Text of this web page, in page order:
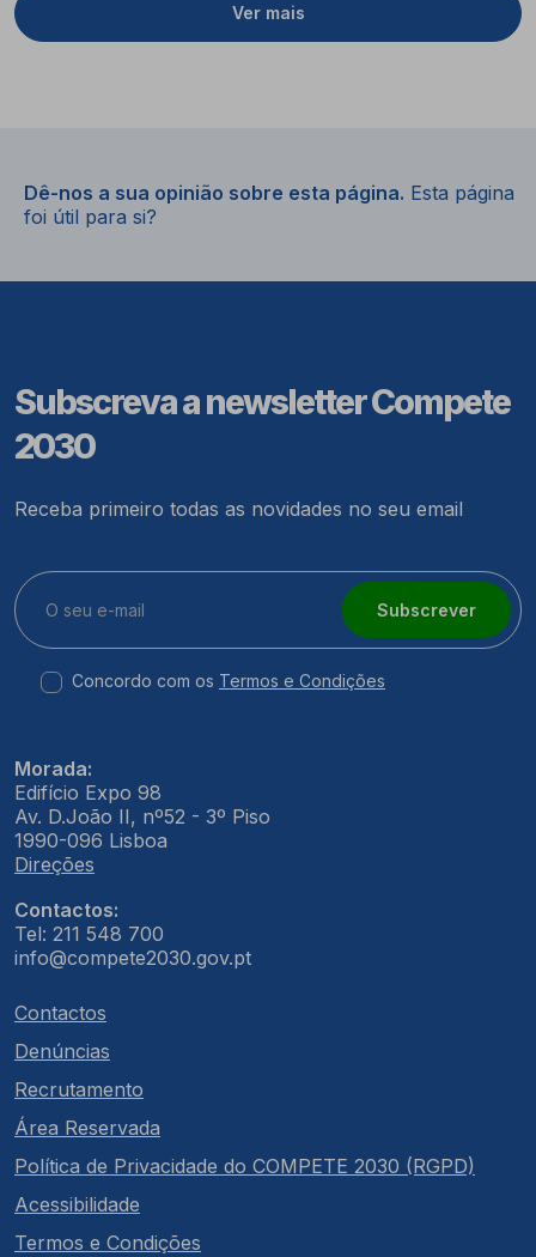
Ver mais
Dê-nos a sua opinião sobre esta página. Esta página
foi útil para si?
Subscreva a newsletter Compete
2030
Receba primeiro todas as novidades no seu email
Subscrever
Concordo com os Termos e Condições
Morada:
Edifício Expo 98
Av. D.João II, nº52 - 3º Piso
1990-096 Lisboa
Direções
Contactos:
Tel: 211 548 700
info@compete2030.gov.pt
Contactos
Denúncias
Recrutamento
Área Reservada
Política de Privacidade do COMPETE 2030 (RGPD)
Acessibilidade
Termos e Condições